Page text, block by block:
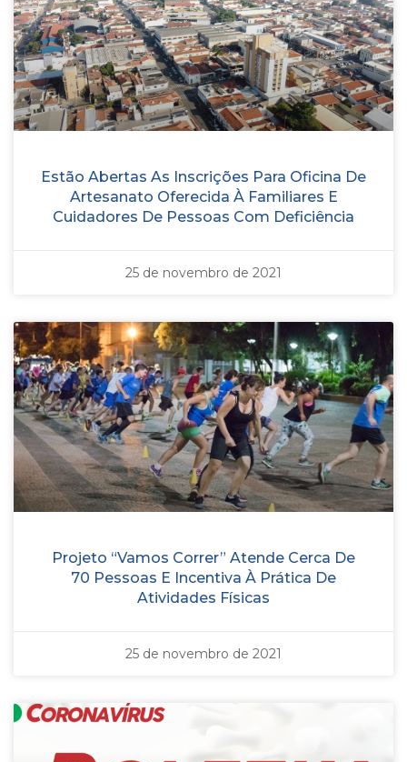
Estão Abertas As Inscrições Para Oficina De
Artesanato Oferecida À Familiares E
Cuidadores De Pessoas Com Deficiência
25 de novembro de 2021
Projeto “Vamos Correr” Atende Cerca De
70 Pessoas E Incentiva À Prática De
Atividades Físicas
25 de novembro de 2021